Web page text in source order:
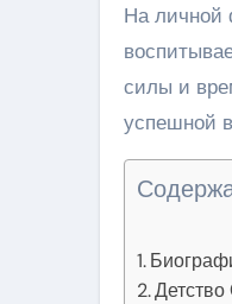
На личной
силы и
успешной